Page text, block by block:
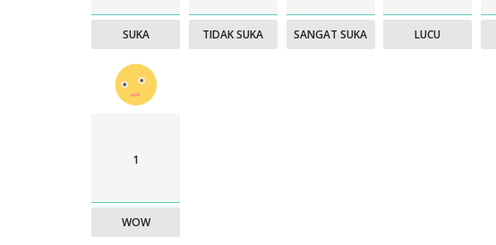
SUKA TIDAK SUKA SANGAT SUKA LUCU
1
WOW